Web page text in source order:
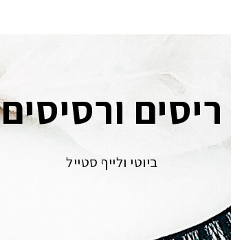
ריסים ורסיסים
ביוטי ולייף סטייל